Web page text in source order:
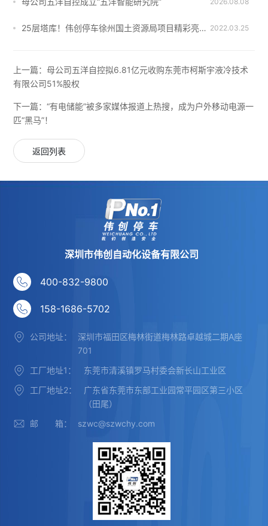
25层塔库！伟创停车徐州国土资源局项目精彩亮相！ 2022.03.25
上一篇：母公司五洋自控拟6.81亿元收购东莞市柯斯宇液冷技术
有限公司51%股权
下一篇：“有电储能”被多家媒体报道上热搜，成为户外移动电源一
匹“黑马”！
返回列表
深圳市伟创自动化设备有限公司
400-832-9800
158-1686-5702
公司地址：
深圳市福田区梅林街道梅林路卓越城二期A座
701
工厂地址1：
东莞市清溪镇罗马村委会新长山工业区
工厂地址2：
广东省东莞市东部工业园常平园区第三小区
（田尾）
邮 箱：
szwc@szwchy.com